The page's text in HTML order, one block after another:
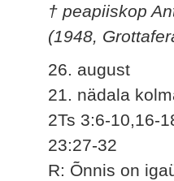
† peapiiskop
(1948,
26. august
21. nädala
2Ts 3:6-10,16-
23:27-32
R: Õnnis on